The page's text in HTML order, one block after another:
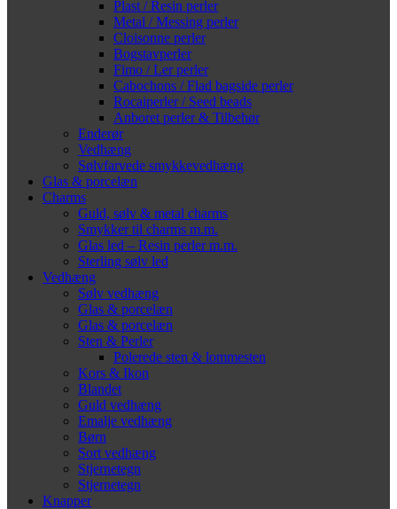
Plast / Resin perler
Metal / Messing perler
Cloisonne perler
Bogstavperler
Fimo / Ler perler
Cabochons / Flad bagside perler
Rocaiperler / Seed beads
Anboret perler & Tilbehør
Enderør
Vedhæng
Sølvfarvede smykkevedhæng
Glas & porcelæn
Charms
Guld, sølv & metal charms
Smykker til charms m.m.
Glas led – Resin perler m.m.
Sterling sølv led
Vedhæng
Sølv vedhæng
Glas & porcelæn
Glas & porcelæn
Sten & Perler
Polerede sten & lommesten
Kors & Ikon
Blandet
Guld vedhæng
Emalje vedhæng
Børn
Sort vedhæng
Stjernetegn
Stjernetegn
Knapper